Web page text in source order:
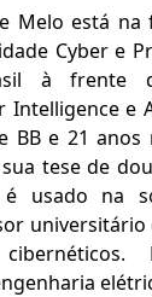
Melo está
Cyber e
à frente
Intelligence e
BB e 21
tese de
usado na